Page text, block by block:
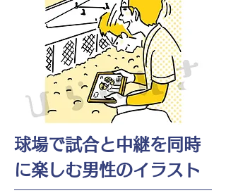
球場で試合と中継を同時
に楽しむ男性のイラスト